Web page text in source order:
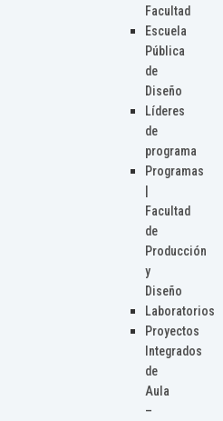
Facultad
Escuela
Pública
de
Diseño
Líderes
de
programa
Programas
Facultad
de
Producción
y
Diseño
Laboratorios
Proyectos
Integrados
de
Aula
–